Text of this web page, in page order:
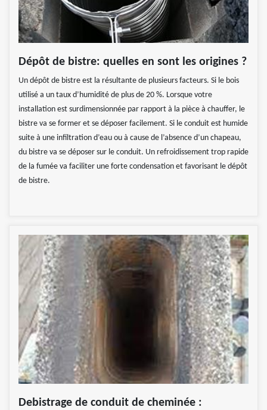
Dépôt de bistre: quelles en sont les origines ?
Un dépôt de bistre est la résultante de plusieurs facteurs. Si le bois
utilisé a un taux d’humidité de plus de 20 %. Lorsque votre
installation est surdimensionnée par rapport à la pièce à chauffer, le
bistre va se former et se déposer facilement. Si le conduit est humide
suite à une infiltration d’eau ou à cause de l’absence d’un chapeau,
du bistre va se déposer sur le conduit. Un refroidissement trop rapide
de la fumée va faciliter une forte condensation et favorisant le dépôt
de bistre.
Debistrage de conduit de cheminée :